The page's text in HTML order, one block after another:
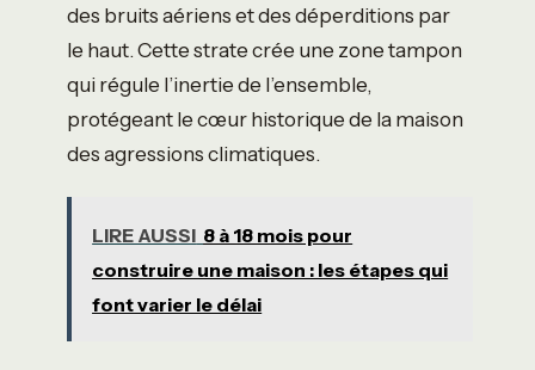
des bruits aériens et des déperditions par
le haut. Cette strate crée une zone tampon
qui régule l’inertie de l’ensemble,
protégeant le cœur historique de la maison
des agressions climatiques.
LIRE AUSSI 8 à 18 mois pour
construire une maison : les étapes qui
font varier le délai